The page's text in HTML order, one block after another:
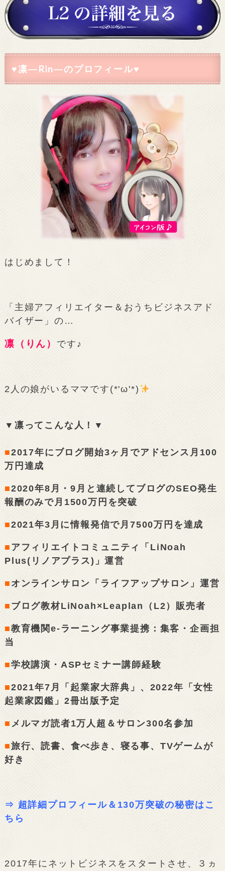
♥凛―Rin―のプロフィール♥
はじめまして！
「主婦アフィリエイター＆おうちビジネスアド
バイザー」の…
凛（りん） です♪
2人の娘がいるママです(*'ω'*)
▼凛ってこんな人！▼
■2017年にブログ開始3ヶ月でアドセンス月100
万円達成
■2020年8月・9月と連続してブログのSEO発生
報酬のみで月1500万円を突破
■2021年3月に情報発信で月7500万円を達成
■ アフィリエイトコミュニティ「LiNoah
Plus(リノアプラス)」運営
■ オンラインサロン「ライフアップサロン」運営
■ ブログ教材LiNoah×Leaplan（L2）販売者
■教育機関e-ラーニング事業提携：集客・企画担
当
■学校講演・ASPセミナー講師経験
■2021年7月「起業家大辞典」、2022年「女性
起業家図鑑」2冊出版予定
■ メルマガ読者1万人超＆サロン300名参加
■旅行、読書、食べ歩き、寝る事、TVゲームが
好き
⇒ 超詳細プロフィール＆130万突破の秘密はこ
ちら
2017年にネットビジネスをスタートさせ、３ヵ